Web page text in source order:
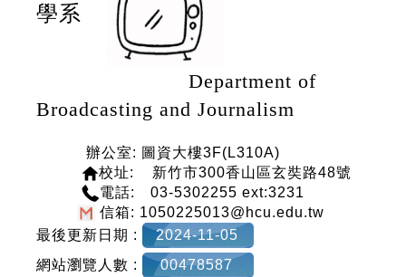
學系
Department of
Broadcasting and Journalism
辦公室: 圖資大樓3F(L310A)
校址: 新竹市300香山區玄奘路48號
電話: 03-5302255 ext:3231
信箱: 1050225013@hcu.edu.tw
最後更新日期 :
2024-11-05
網站瀏覽人數 :
00478587